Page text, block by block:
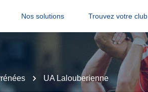
Nos solutions Trouvez votre club
UA Lalouberienne